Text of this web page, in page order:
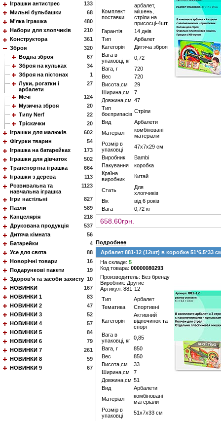
133
Іграшки антистрес
68
Мильні бульбашки
480
М'яка іграшка
210
Набори для хлопчиків
361
Конструктора
320
Зброя
67
Водна зброя
34
Зброя на кульках
1
Зброя на пістонах
27
Луки, рогатки і
арбалети
124
Мечі
20
Музична зброя
22
Типу Nerf
20
Тріскачки
602
Іграшки для малюків
54
Фігурки тварин
173
Іграшка на батарейках
502
Іграшки для дівчаток
664
Транспортна іграшка
113
Іграшки з дерева
1123
Розвивальна та
навчальна іграшка
827
Ігри настільні
589
Пазли
218
Канцелярія
537
Друкована продукція
56
Дитяча кімната
4
Батарейки
88
Усе для свята
16
Новорічні товари
19
Подарункові пакети
10
Здоров'я та засоби захисту
167
НОВИНКИ
83
НОВИНКИ 1
47
НОВИНКИ 2
52
НОВИНКИ 3
57
НОВИНКИ 4
84
НОВИНКИ 5
79
НОВИНКИ 6
261
НОВИНКИ 7
59
НОВИНКИ 8
67
НОВИНКИ 9
Комплект
поставки
арбалет,
мішень,
стріли на
присосці-4шт,
Гарантія
14 днів
Тип
Арбалет
Категорія
Дитяча зброя
Вага в
упаковці, кг
0,72
Вага, г
720
Вес
720
Висота,см
29
Ширина,см
7
Довжина,см 47
Тип
боєприпасів Стріли
Вид
Арбалети
Матеріал
комбіновані
матеріали
Розмір в
упаковці
47х7х29 см
Виробник
Bambi
Пакування
коробка
Країна
виробник
Китай
Стать
Для
хлопчиків
Вік
від 6 років
Вага
0,72 кг
658.60грн.
Подробнее
Арбалет 881-12 (12шт) в коробке 51*6.5*33
На складе: 5
Код товара: 00000080293
Производитель: Без бренду
Виробник: Другие
Артикул: 881-12
Тип
Арбалет
Тематика
Спортивні
Категорія
Активний
відпочинок та
спорт
Вага в
упаковці, кг 0,85
Вага, г
850
Вес
850
Висота,см
33
Ширина,см
7
Довжина,см 51
Вид
Арбалети
Матеріал
комбіновані
матеріали
Розмір в
упаковці
51х7х33 см